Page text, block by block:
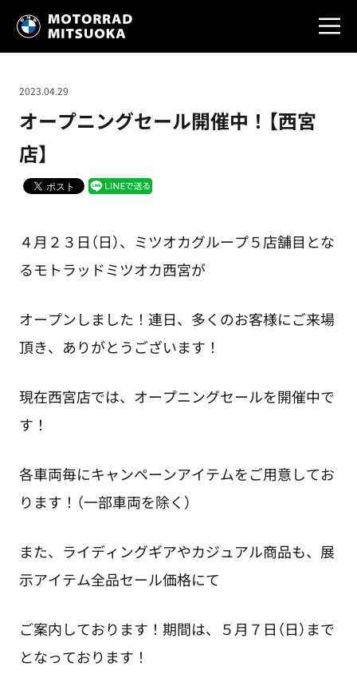
オープニングセール開催中！【西宮
店】
2023.04.29
４月２３日（日）、ミツオカグループ５店舗目とな
るモトラッドミツオカ西宮が
オープンしました！連日、多くのお客様にご来場
頂き、ありがとうございます！
現在西宮店では、オープニングセールを開催中で
す！
各車両毎にキャンペーンアイテムをご用意してお
ります！（一部車両を除く）
また、ライディングギアやカジュアル商品も、展
示アイテム全品セール価格にて
ご案内しております！期間は、５月７日（日）まで
となっております！